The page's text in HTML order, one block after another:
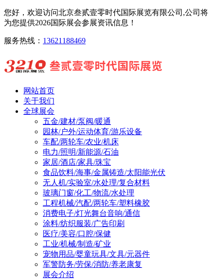
您好，欢迎访问北京叁贰壹零时代国际展览有限公司,公司将
为您提供2026国际展会参展资讯信息！
服务热线： 13621188469
网站首页
关于我们
全球展会
五金/建材/泵阀/暖通
园林/户外/运动体育/游乐设备
车配/两轮车/农业/机床
电力/照明/新能源/石油
家居/酒店/家具/珠宝
食品饮料/海事/金属铸造/太阳能光伏
无人机/实验室/水处理/复合材料
玻璃门窗/化工/物流/水处理
工程机械/汽配/两轮车/塑料橡胶
消费电子/灯光舞台音响/通信
涂料/纺织服装/广告印刷
医疗/美容/口腔/保健
工业/机械/制造/矿业
宠物用品/婴童玩具/文具/元器件
军警防务/劳保/消防/养老康复
展会介绍